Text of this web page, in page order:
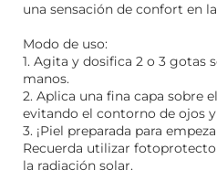
una sensación de confort en
Modo de uso:
1. Agita y dosifica 2 o 3 gotas
manos.
2. Aplica una fina capa sobre
evitando el contorno de ojos
3. ¡Piel preparada para
Recuerda utilizar
la radiación solar.